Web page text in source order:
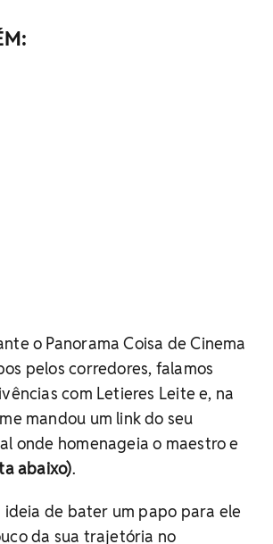
o Panorama Coisa de Cinema
pelos corredores, falamos
com Letieres Leite e, na
mandou um link do seu
onde homenageia o maestro e
abaixo).
ideia de bater um papo para ele
da sua trajetória no